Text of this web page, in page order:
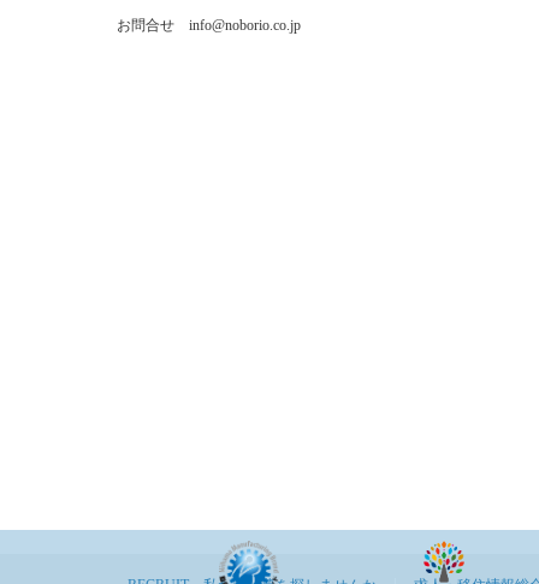
お問合せ info@noborio.co.jp